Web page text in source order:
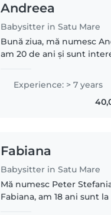
Andreea
Babysitter in Satu Mare
Bună ziua, mă numesc
am 20 de ani și sunt
familie numeroasă, având
iar acest lucru m-a ajutat să
dobândesc experiență..
Experience: > 7 years
Fabiana
Babysitter in Satu Mare
Mă numesc Peter
Fabiana, am 18 ani sunt la